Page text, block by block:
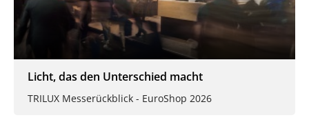
Licht, das den Unterschied macht
TRILUX Messerückblick - EuroShop 2026